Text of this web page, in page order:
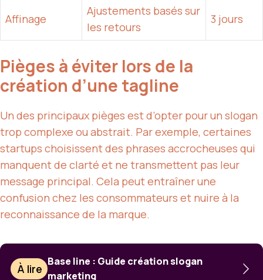
Affinage
Ajustements basés sur
les retours
3 jours
Pièges à éviter lors de la
création d’une tagline
Un des principaux pièges est d’opter pour un slogan
trop complexe ou abstrait. Par exemple, certaines
startups choisissent des phrases accrocheuses qui
manquent de clarté et ne transmettent pas leur
message principal. Cela peut entraîner une
confusion chez les consommateurs et nuire à la
reconnaissance de la marque.
À lire
Base line : Guide création slogan
marketing